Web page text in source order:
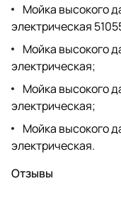
Мойка высокого
электрическая
Мойка высокого
электрическая;
Мойка высокого
электрическая;
Мойка высокого
электрическая.
Отзывы